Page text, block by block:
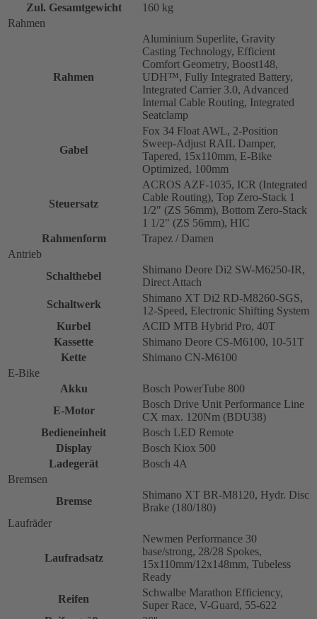
Zul. Gesamtgewicht
160 kg
Rahmen
Rahmen
Aluminium Superlite, Gravity
Casting Technology, Efficient
Comfort Geometry, Boost148,
UDH™, Fully Integrated Battery,
Integrated Carrier 3.0, Advanced
Internal Cable Routing, Integrated
Seatclamp
Gabel
Fox 34 Float AWL, 2-Position
Sweep-Adjust RAIL Damper,
Tapered, 15x110mm, E-Bike
Optimized, 100mm
Steuersatz
ACROS AZF-1035, ICR (Integrated
Cable Routing), Top Zero-Stack 1
1/2" (ZS 56mm), Bottom Zero-Stack
1 1/2" (ZS 56mm), HIC
Rahmenform
Trapez / Damen
Antrieb
Schalthebel
Shimano Deore Di2 SW-M6250-IR,
Direct Attach
Schaltwerk
Shimano XT Di2 RD-M8260-SGS,
12-Speed, Electronic Shifting System
Kurbel
ACID MTB Hybrid Pro, 40T
Kassette
Shimano Deore CS-M6100, 10-51T
Kette
Shimano CN-M6100
E-Bike
Akku
Bosch PowerTube 800
E-Motor
Bosch Drive Unit Performance Line
CX max. 120Nm (BDU38)
Bedieneinheit
Bosch LED Remote
Display
Bosch Kiox 500
Ladegerät
Bosch 4A
Bremsen
Bremse
Shimano XT BR-M8120, Hydr. Disc
Brake (180/180)
Laufräder
Laufradsatz
Newmen Performance 30
base/strong, 28/28 Spokes,
15x110mm/12x148mm, Tubeless
Ready
Reifen
Schwalbe Marathon Efficiency,
Super Race, V-Guard, 55-622